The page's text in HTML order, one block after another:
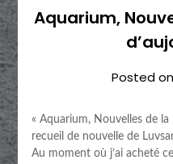
Aquarium,
Posted on
« Aquarium, Nouvelles de la
recueil de nouvelle de
Au moment où j’ai acheté